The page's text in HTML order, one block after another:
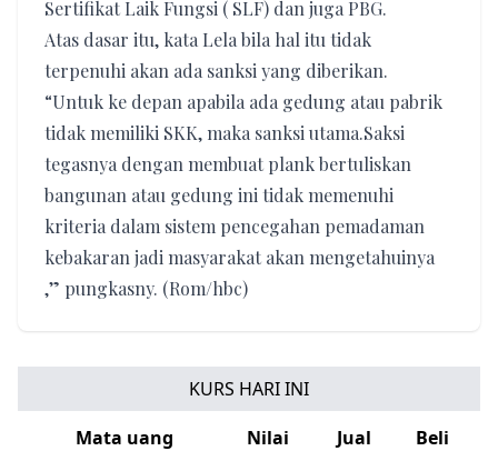
Sertifikat Laik Fungsi ( SLF) dan juga PBG.
Atas dasar itu, kata Lela bila hal itu tidak
terpenuhi akan ada sanksi yang diberikan.
“Untuk ke depan apabila ada gedung atau pabrik
tidak memiliki SKK, maka sanksi utama.Saksi
tegasnya dengan membuat plank bertuliskan
bangunan atau gedung ini tidak memenuhi
kriteria dalam sistem pencegahan pemadaman
kebakaran jadi masyarakat akan mengetahuinya
,” pungkasny. (Rom/hbc)
KURS HARI INI
Mata uang
Nilai Jual Beli